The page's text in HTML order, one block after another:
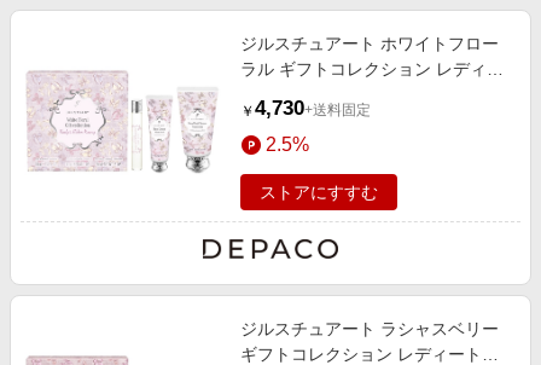
ジルスチュアート ホワイトフロー
ラル ギフトコレクション レディー
￥ 4,730+送料固定
2.5%
ストアにすすむ
ジルスチュアート ラシャスベリー
ギフトコレクション レディートゥ